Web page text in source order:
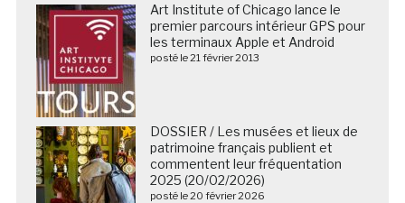
Art Institute of Chicago lance le
premier parcours intérieur GPS pour
les terminaux Apple et Android
posté le 21 février 2013
DOSSIER / Les musées et lieux de
patrimoine français publient et
commentent leur fréquentation
2025 (20/02/2026)
posté le 20 février 2026